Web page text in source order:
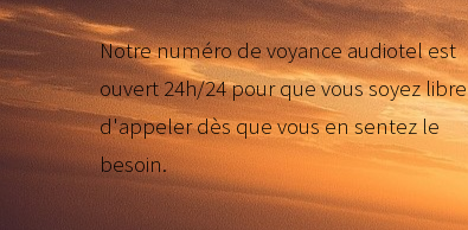
Notre numéro de voyance audiotel est
ouvert 24h/24 pour que vous soyez libre
d'appeler dès que vous en sentez le
besoin.